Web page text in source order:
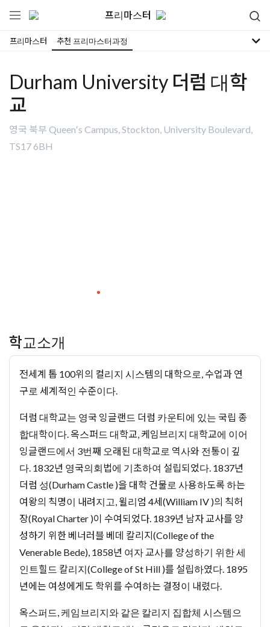
프리마스터
프리마스터 추천 프리마스터과정
Durham University 더럼 대학
교
영국 북부 Queen′s Campus, Stockton, University Boulevard,
TS17 6BH
학교소개
전세계 톱 100위의 컬리지 시스템의 대학으로, 수업과 연
구로 세계적인 수준이다.
더럼 대학교는 영국 잉글랜드 더럼 카운티에 있는 국립 종
합대학이다. 옥스퍼드 대학교, 케임브리지 대학교에 이어
잉글랜드에서 3번째 오래된 대학교로 역사와 전통이 깊
다. 1832년 영국의회법에 기초하여 설립되었다. 1837년
더럼 성(Durham Castle )을 대학 건물로 사용하도록 하는
여왕의 칙명이 내려지고, 윌리엄 4세(William IV )의 칙허
장(Royal Charter )이 수여되었다. 1839년 남자 교사를 양
성하기 위한 베너러블 베데 칼리지(College of the
Venerable Bede), 1858년 여자 교사를 양성하기 위한 세
인트힐드 칼리지(College of St Hill )를 설립하였다. 1895
년에는 여성에게도 학위를 수여하는 결정이 내렸다.
옥스퍼드, 케임브리지와 같은 칼리지 집합체 시스템으